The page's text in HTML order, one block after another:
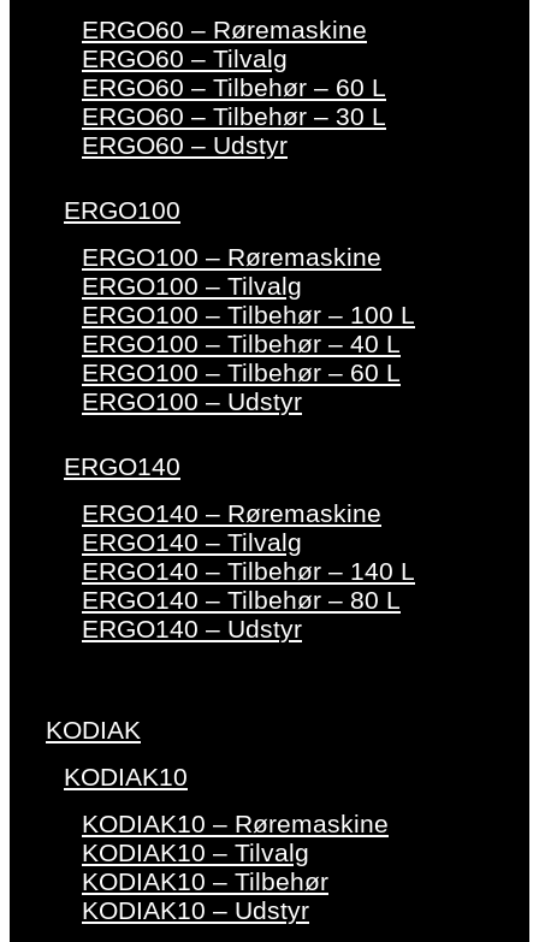
ERGO60 – Røremaskine
ERGO60 – Tilvalg
ERGO60 – Tilbehør – 60 L
ERGO60 – Tilbehør – 30 L
ERGO60 – Udstyr
ERGO100
ERGO100 – Røremaskine
ERGO100 – Tilvalg
ERGO100 – Tilbehør – 100 L
ERGO100 – Tilbehør – 40 L
ERGO100 – Tilbehør – 60 L
ERGO100 – Udstyr
ERGO140
ERGO140 – Røremaskine
ERGO140 – Tilvalg
ERGO140 – Tilbehør – 140 L
ERGO140 – Tilbehør – 80 L
ERGO140 – Udstyr
KODIAK
KODIAK10
KODIAK10 – Røremaskine
KODIAK10 – Tilvalg
KODIAK10 – Tilbehør
KODIAK10 – Udstyr